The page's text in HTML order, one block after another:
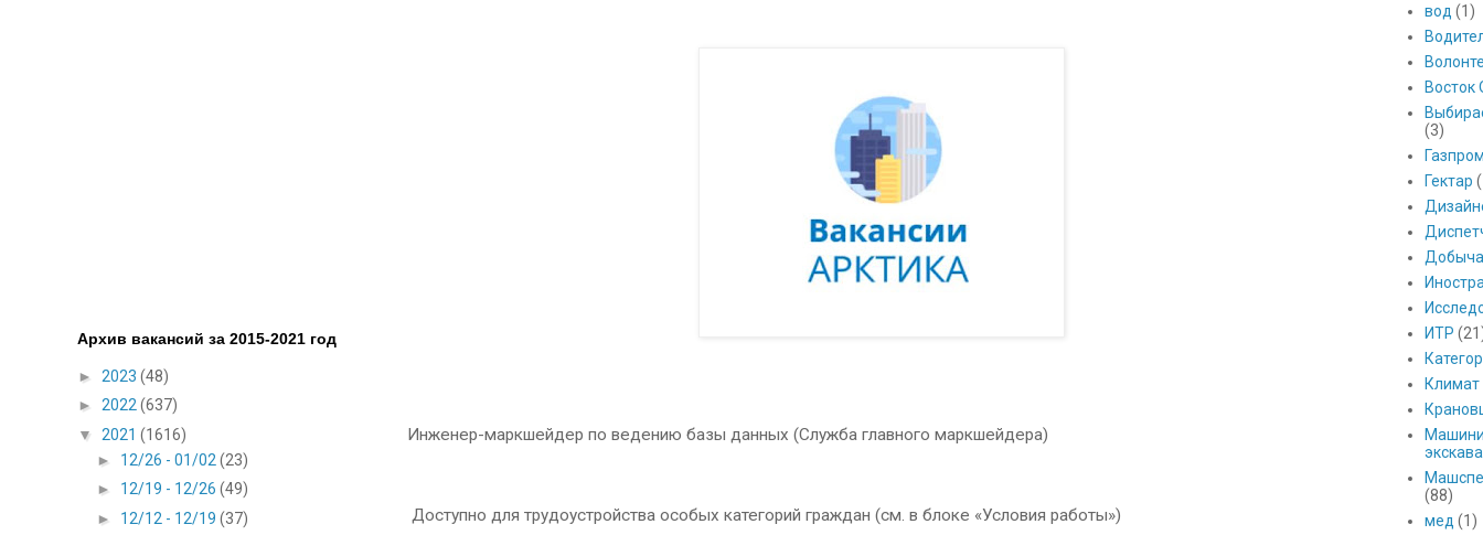
Инженер-маркшейдер по ведению базы данных (Служба главного маркшейдера)
Доступно для трудоустройства особых категорий граждан (см. в блоке «Условия работы»)
Архив вакансий за 2015-2021 год
► 2023 (48)
► 2022 (637)
▼ 2021 (1616)
► 12/26 - 01/02 (23)
► 12/19 - 12/26 (49)
► 12/12 - 12/19 (37)
вод (1)
Восток
(3)
Гектар
Добыча
ИТР
Климат
(88)
мед (1)